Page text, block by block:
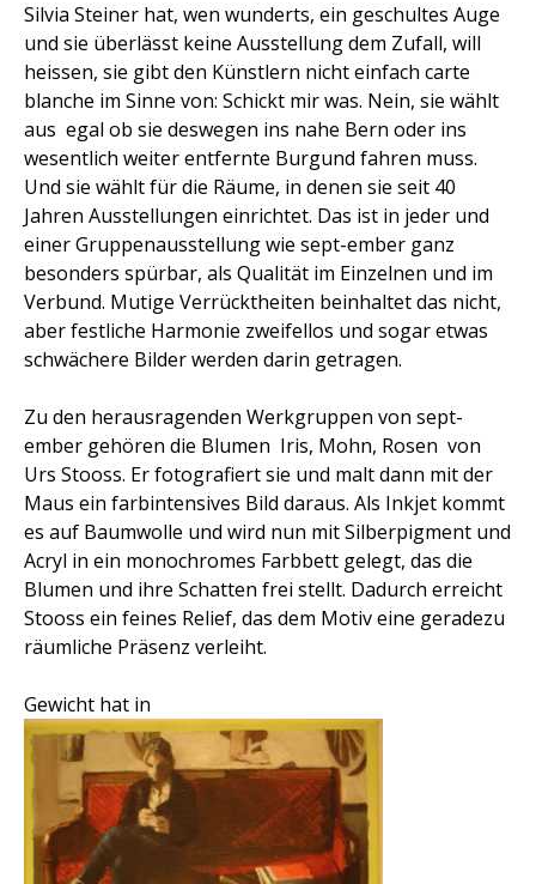
Silvia Steiner hat, wen wunderts, ein geschultes Auge
und sie überlässt keine Ausstellung dem Zufall, will
heissen, sie gibt den Künstlern nicht einfach carte
blanche im Sinne von: Schickt mir was. Nein, sie wählt
aus  egal ob sie deswegen ins nahe Bern oder ins
wesentlich weiter entfernte Burgund fahren muss.
Und sie wählt für die Räume, in denen sie seit 40
Jahren Ausstellungen einrichtet. Das ist in jeder und
einer Gruppenausstellung wie sept-ember ganz
besonders spürbar, als Qualität im Einzelnen und im
Verbund. Mutige Verrücktheiten beinhaltet das nicht,
aber festliche Harmonie zweifellos und sogar etwas
schwächere Bilder werden darin getragen.
Zu den herausragenden Werkgruppen von sept-
ember gehören die Blumen  Iris, Mohn, Rosen  von
Urs Stooss. Er fotografiert sie und malt dann mit der
Maus ein farbintensives Bild daraus. Als Inkjet kommt
es auf Baumwolle und wird nun mit Silberpigment und
Acryl in ein monochromes Farbbett gelegt, das die
Blumen und ihre Schatten frei stellt. Dadurch erreicht
Stooss ein feines Relief, das dem Motiv eine geradezu
räumliche Präsenz verleiht.
Gewicht hat in